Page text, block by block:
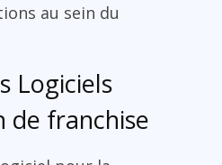
au sein du
Logiciels
de franchise